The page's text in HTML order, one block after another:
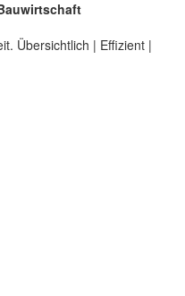
Übersichtlich | Effizient |